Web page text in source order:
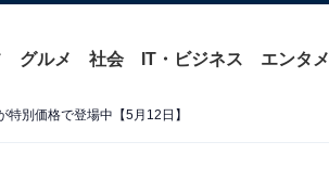
グルメ 社会 IT・ビジネス エンタメ
別価格で登場中【5月12日】